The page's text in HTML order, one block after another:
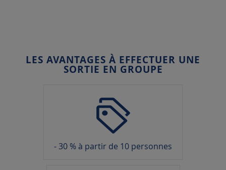
LES AVANTAGES À EFFECTUER UNE
SORTIE EN GROUPE
- 30 % à partir de 10 personnes